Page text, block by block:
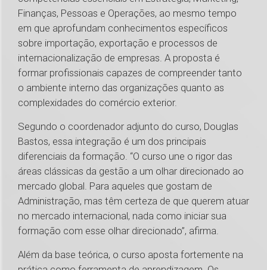
Finanças, Pessoas e Operações, ao mesmo tempo
em que aprofundam conhecimentos específicos
sobre importação, exportação e processos de
internacionalização de empresas. A proposta é
formar profissionais capazes de compreender tanto
o ambiente interno das organizações quanto as
complexidades do comércio exterior.
Segundo o coordenador adjunto do curso, Douglas
Bastos, essa integração é um dos principais
diferenciais da formação. “O curso une o rigor das
áreas clássicas da gestão a um olhar direcionado ao
mercado global. Para aqueles que gostam de
Administração, mas têm certeza de que querem atuar
no mercado internacional, nada como iniciar sua
formação com esse olhar direcionado”, afirma.
Além da base teórica, o curso aposta fortemente na